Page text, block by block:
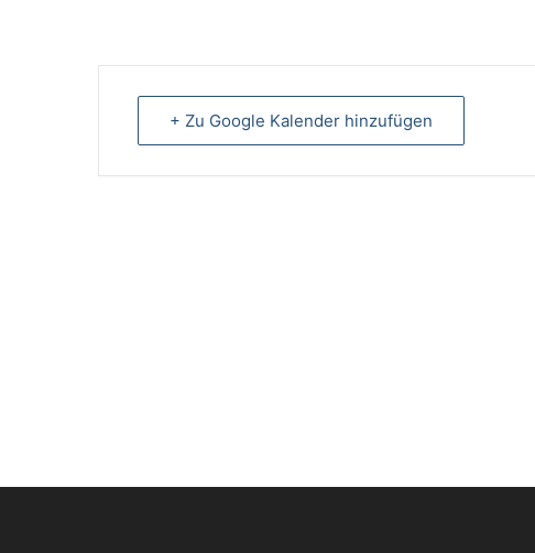
+ Zu Google Kalender hinzufügen